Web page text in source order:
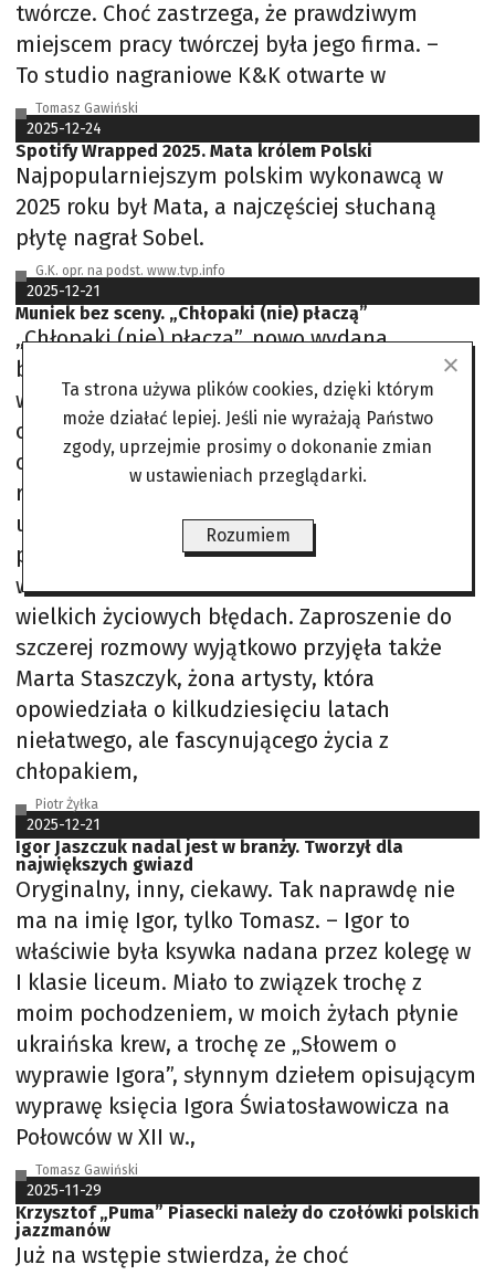
twórcze. Choć zastrzega, że prawdziwym
miejscem pracy twórczej była jego firma. –
To studio nagraniowe K&K otwarte w
Tomasz Gawiński
2025-12-24
Spotify Wrapped 2025. Mata królem Polski
Najpopularniejszym polskim wykonawcą w
2025 roku był Mata, a najczęściej słuchaną
płytę nagrał Sobel.
G.K. opr. na podst. www.tvp.info
2025-12-21
Muniek bez sceny. „Chłopaki (nie) płaczą”
„Chłopaki (nie) płaczą”, nowo wydana
biografia Muńka Staszczyka, to zapis
wielogodzinnych rozmów, jakie Piotr Żyłka
odbył z liderem słynnej grupy rockowej T.Love
oraz zespołu Szwagierkolaska. To wywiad
rzeka, jakiego Muniek jeszcze nigdy nie
udzielił. O muzyce, męskiej
przyjaźni, rodzinie, miłości i wierze. O
wielkich sukcesach i równie
wielkich życiowych błędach. Zaproszenie do
szczerej rozmowy wyjątkowo przyjęła także
Marta Staszczyk, żona artysty, która
opowiedziała o kilkudziesięciu latach
niełatwego, ale fascynującego życia z
chłopakiem,
Piotr Żyłka
2025-12-21
Igor Jaszczuk nadal jest w branży. Tworzył dla
największych gwiazd
Oryginalny, inny, ciekawy. Tak naprawdę nie
ma na imię Igor, tylko Tomasz. – Igor to
właściwie była ksywka nadana przez kolegę w
I klasie liceum. Miało to związek trochę z
moim pochodzeniem, w moich żyłach płynie
ukraińska krew, a trochę ze „Słowem o
wyprawie Igora”, słynnym dziełem opisującym
wyprawę księcia Igora Światosławowicza na
Połowców w XII w.,
Tomasz Gawiński
2025-11-29
Krzysztof „Puma” Piasecki należy do czołówki polskich
jazzmanów
Już na wstępie stwierdza, że choć
Ta strona używa plików cookies, dzięki którym
może działać lepiej. Jeśli nie wyrażają Państwo
zgody, uprzejmie prosimy o dokonanie zmian
w ustawieniach przeglądarki.
Rozumiem